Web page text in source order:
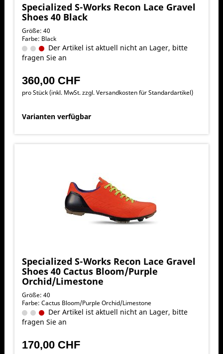
Specialized S-Works Recon Lace Gravel
Shoes 40 Black
Größe: 40
Farbe: Black
Der Artikel ist aktuell nicht an Lager, bitte
fragen Sie an
360,00 CHF
pro Stück (inkl. MwSt. zzgl.Versandkosten für Standardartikel)
Varianten verfügbar
Specialized S-Works Recon Lace Gravel
Shoes 40 Cactus Bloom/Purple
Orchid/Limestone
Größe: 40
Farbe: Cactus Bloom/Purple Orchid/Limestone
Der Artikel ist aktuell nicht an Lager, bitte
fragen Sie an
170,00 CHF